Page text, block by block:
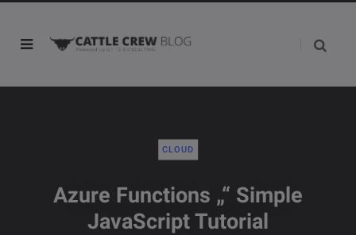
CLOUD
Azure Functions „“ Simple
JavaScript Tutorial